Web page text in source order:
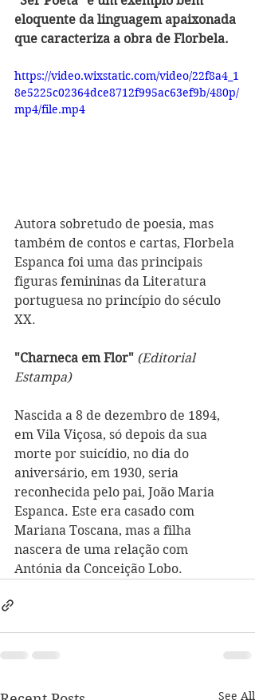
eloquente da linguagem apaixonada
que caracteriza a obra de Florbela.
https://video.wixstatic.com/video/22f8a4_1
8e5225c02364dce8712f995ac63ef9b/480p/
mp4/file.mp4
Autora sobretudo de poesia, mas
também de contos e cartas, Florbela
Espanca foi uma das principais
figuras femininas da Literatura
portuguesa no princípio do século
XX.
"Charneca em Flor" (Editorial
Estampa)
Nascida a 8 de dezembro de 1894,
em Vila Viçosa, só depois da sua
morte por suicídio, no dia do
aniversário, em 1930, seria
reconhecida pelo pai, João Maria
Espanca. Este era casado com
Mariana Toscana, mas a filha
nascera de uma relação com
Antónia da Conceição Lobo.
See All